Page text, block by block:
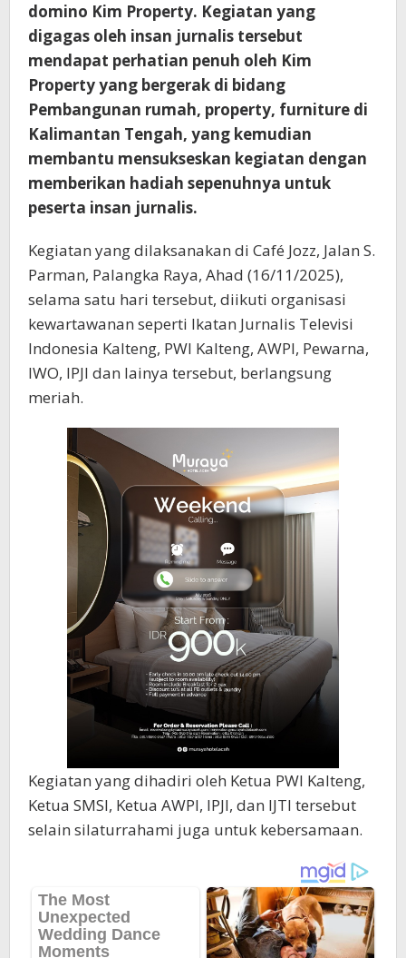
domino Kim Property. Kegiatan yang
digagas oleh insan jurnalis tersebut
mendapat perhatian penuh oleh Kim
Property yang bergerak di bidang
Pembangunan rumah, property, furniture di
Kalimantan Tengah, yang kemudian
membantu mensukseskan kegiatan dengan
memberikan hadiah sepenuhnya untuk
peserta insan jurnalis.
Kegiatan yang dilaksanakan di Café Jozz, Jalan S.
Parman, Palangka Raya, Ahad (16/11/2025),
selama satu hari tersebut, diikuti organisasi
kewartawanan seperti Ikatan Jurnalis Televisi
Indonesia Kalteng, PWI Kalteng, AWPI, Pewarna,
IWO, IPJI dan lainya tersebut, berlangsung
meriah.
Kegiatan yang dihadiri oleh Ketua PWI Kalteng,
Ketua SMSI, Ketua AWPI, IPJI, dan IJTI tersebut
selain silaturrahami juga untuk kebersamaan.